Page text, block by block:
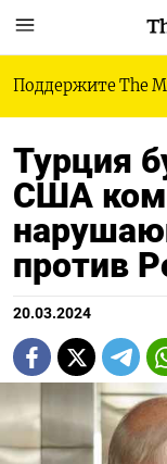
Поддержите The
Турция
США
против
20.03.2024